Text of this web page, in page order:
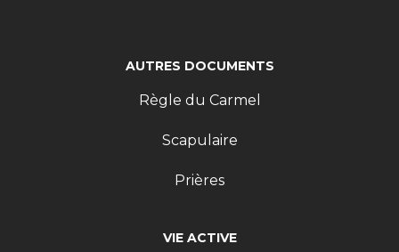
VIE ACTIVE
AUTRES DOCUMENTS
Règle du Carmel
Scapulaire
Prières